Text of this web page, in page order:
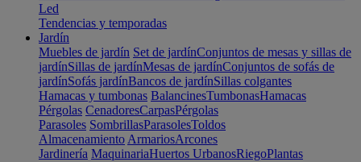
Led
Tendencias y temporadas
Jardín
Muebles de jardín Set de jardínConjuntos de mesas y sillas de
jardínSillas de jardínMesas de jardínConjuntos de sofás de
jardínSofás jardínBancos de jardínSillas colgantes
Hamacas y tumbonas BalancinesTumbonasHamacas
Pérgolas CenadoresCarpasPérgolas
Parasoles SombrillasParasolesToldos
Almacenamiento ArmariosArcones
Jardinería MaquinariaHuertos UrbanosRiegoPlantas